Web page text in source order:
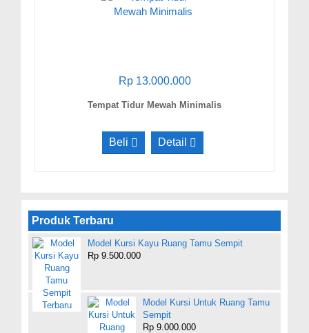
Rp 13.000.000
Tempat Tidur Mewah Minimalis
Beli Detail
Produk Terbaru
Model Kursi Kayu Ruang Tamu Sempit
Rp 9.500.000
Model Kursi Untuk Ruang Tamu
Sempit
Rp 9.000.000